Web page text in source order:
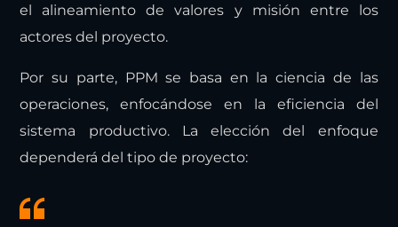
el alineamiento de valores y misión entre los
actores del proyecto.
Por su parte, PPM se basa en la ciencia de las
operaciones, enfocándose en la eficiencia del
sistema productivo. La elección del enfoque
dependerá del tipo de proyecto: